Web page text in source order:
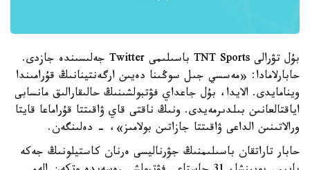
بۇل تۋرالى TNT Sports باسىلىمى Twitter جەلىسىندە جازدى.
حابارلامادا: «مەسسي جىل سوڭىنا دەيىن ارگەنتينانىڭ قۇرامىندا
وينامايدى. الايدا، بۇل جاعداي فۋتبولشىنىڭ حالىقارالىق مانسابى
اياقتالعانىن بىلدىرمەيدى. ونىڭ ناقتى قاي ۋاقىتتا قۇراماعا قايتا
ورالاتىنىن الداعى ۋاقىتتا جازاتىن بولامىز»، - دەلىنگەن.
حابار تاراتقان باسىلىمنىڭ جۋرناليسى ەرنان كاستيلونىڭ جەكە